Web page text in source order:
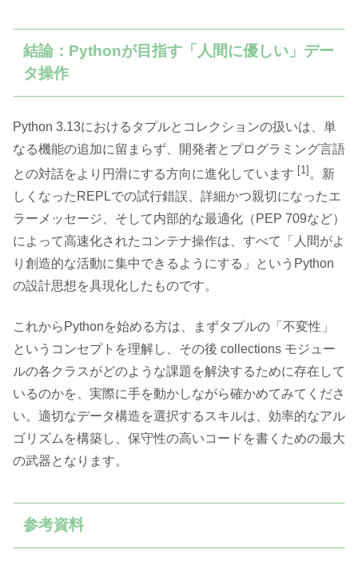
結論：Pythonが目指す「人間に優しい」デー
タ操作
Python 3.13におけるタプルとコレクションの扱いは、単
なる機能の追加に留まらず、開発者とプログラミング言語
との対話をより円滑にする方向に進化しています [1] 。新
しくなったREPLでの試行錯誤、詳細かつ親切になったエ
ラーメッセージ、そして内部的な最適化（PEP 709など）
によって高速化されたコンテナ操作は、すべて「人間がよ
り創造的な活動に集中できるようにする」というPython
の設計思想を具現化したものです。
これからPythonを始める方は、まずタプルの「不変性」
というコンセプトを理解し、その後 collections モジュー
ルの各クラスがどのような課題を解決するために存在して
いるのかを、実際に手を動かしながら確かめてみてくださ
い。適切なデータ構造を選択するスキルは、効率的なアル
ゴリズムを構築し、保守性の高いコードを書くための最大
の武器となります。
参考資料